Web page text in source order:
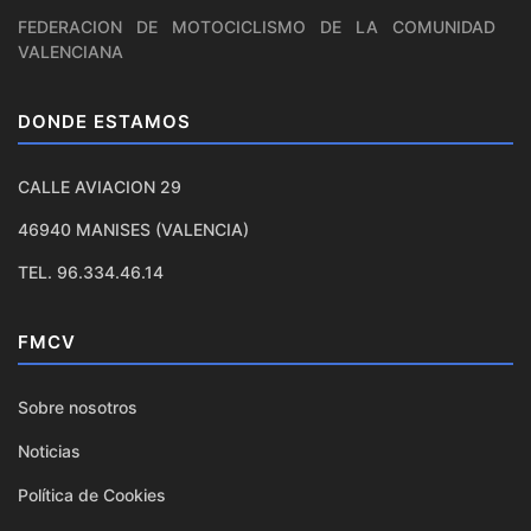
FEDERACION DE MOTOCICLISMO DE LA COMUNIDAD
VALENCIANA
DONDE ESTAMOS
CALLE AVIACION 29
46940 MANISES (VALENCIA)
TEL. 96.334.46.14
FMCV
Sobre nosotros
Noticias
Política de Cookies